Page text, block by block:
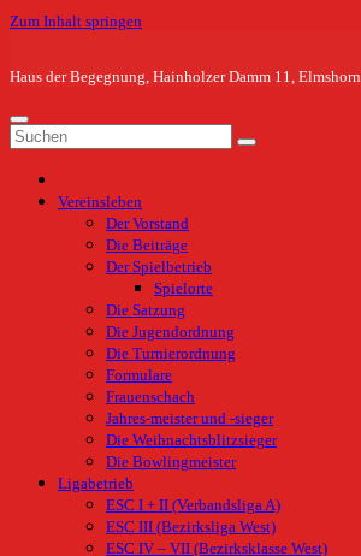
Zum Inhalt springen
Haus der Begegnung, Hainholzer Damm 11, Elmshorn
Vereinsleben
Der Vorstand
Die Beiträge
Der Spielbetrieb
Spielorte
Die Satzung
Die Jugendordnung
Die Turnierordnung
Formulare
Frauenschach
Jahres-meister und -sieger
Die Weihnachtsblitzsieger
Die Bowlingmeister
Ligabetrieb
ESC I + II (Verbandsliga A)
ESC III (Bezirksliga West)
ESC IV – VII (Bezirksklasse West)